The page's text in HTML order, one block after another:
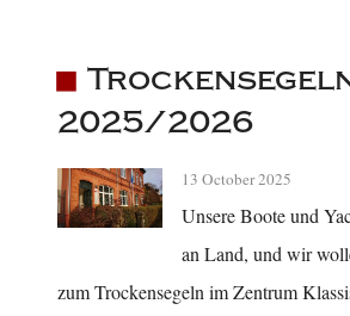
2025/2026
13 October 2025
Unsere Boote und
an Land, und wir
zum Trockensegeln im Zentrum